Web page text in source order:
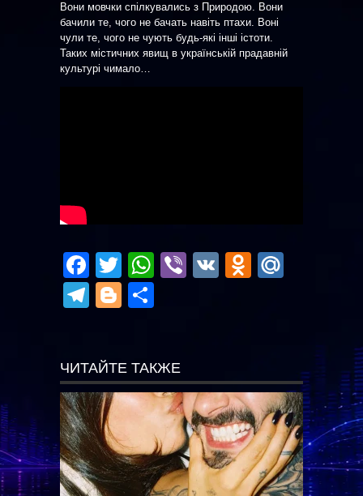
Вони мовчки спілкувались з Природою. Вони
бачили те, чого не бачать навіть птахи. Воні
чули те, чого не чують будь-які інші істоти.
Таких містичних явищ в українській прадавній
культурі чимало…
Facebook
TwitterWhatsApp
Viber
VK
Telegram
Blogger
ЧИТАЙТЕ ТАКЖЕ